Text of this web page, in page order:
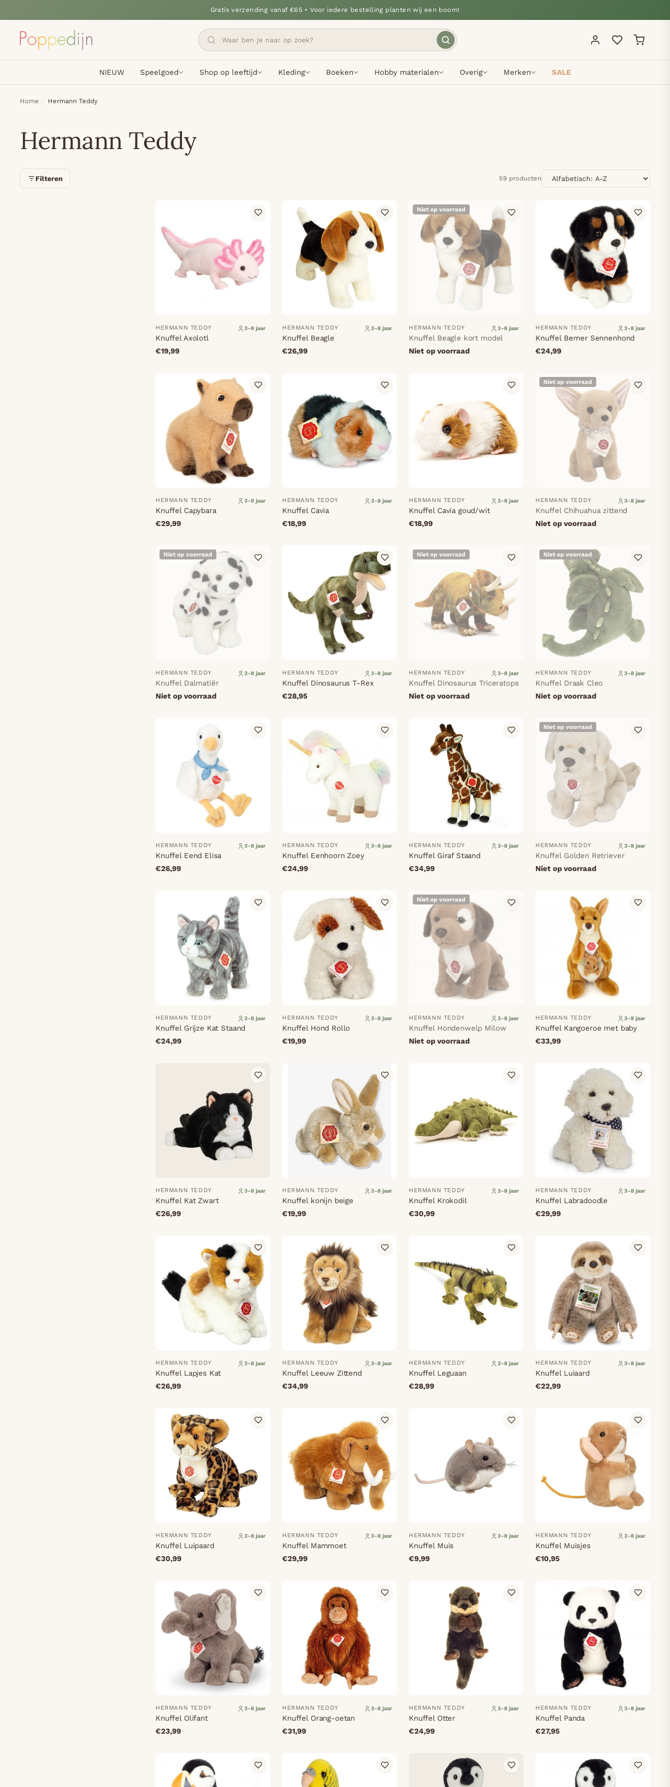
Gratis verzending vanaf €65 • Voor iedere bestelling planten wij een boom!
NIEUW Speelgoed Shop op leeftijd Kleding Boeken Hobby materialen Overig Merken SALE
Home Hermann Teddy
Hermann Teddy
Filteren 59 productenSorteren
HERMANN TEDDY 3-8 jaar
Knuffel Axolotl
€19,99
HERMANN TEDDY 3-8 jaar
Knuffel Beagle
€26,99
Niet op voorraad
HERMANN TEDDY 3-8 jaar
Knuffel Beagle kort model
Niet op voorraad
HERMANN TEDDY 3-8 jaar
Knuffel Berner Sennenhond
€24,99
HERMANN TEDDY 3-9 jaar
Knuffel Capybara
€29,99
HERMANN TEDDY 3-8 jaar
Knuffel Cavia
€18,99
HERMANN TEDDY 3-8 jaar
Knuffel Cavia goud/wit
€18,99
Niet op voorraad
HERMANN TEDDY 3-8 jaar
Knuffel Chihuahua zittend
Niet op voorraad
Niet op voorraad
HERMANN TEDDY 3-8 jaar
Knuffel Dalmatiër
Niet op voorraad
HERMANN TEDDY 3-8 jaar
Knuffel Dinosaurus T-Rex
€28,95
Niet op voorraad
HERMANN TEDDY 3-8 jaar
Knuffel Dinosaurus Triceratops
Niet op voorraad
Niet op voorraad
HERMANN TEDDY 3-8 jaar
Knuffel Draak Cleo
Niet op voorraad
HERMANN TEDDY 3-8 jaar
Knuffel Eend Elisa
€26,99
HERMANN TEDDY 3-8 jaar
Knuffel Eenhoorn Zoey
€24,99
HERMANN TEDDY 3-8 jaar
Knuffel Giraf Staand
€34,99
Niet op voorraad
HERMANN TEDDY 3-8 jaar
Knuffel Golden Retriever
Niet op voorraad
HERMANN TEDDY 3-8 jaar
Knuffel Grijze Kat Staand
€24,99
HERMANN TEDDY 3-8 jaar
Knuffel Hond Rollo
€19,99
Niet op voorraad
HERMANN TEDDY 3-8 jaar
Knuffel Hondenwelp Milow
Niet op voorraad
HERMANN TEDDY 3-8 jaar
Knuffel Kangoeroe met baby
€33,99
HERMANN TEDDY 3-8 jaar
Knuffel Kat Zwart
€26,99
HERMANN TEDDY 3-8 jaar
Knuffel konijn beige
€19,99
HERMANN TEDDY 3-8 jaar
Knuffel Krokodil
€30,99
HERMANN TEDDY 3-8 jaar
Knuffel Labradoodle
€29,99
HERMANN TEDDY 3-8 jaar
Knuffel Lapjes Kat
€26,99
HERMANN TEDDY 3-8 jaar
Knuffel Leeuw Zittend
€34,99
HERMANN TEDDY 3-8 jaar
Knuffel Leguaan
€28,99
HERMANN TEDDY 3-8 jaar
Knuffel Luiaard
€22,99
HERMANN TEDDY 3-8 jaar
Knuffel Luipaard
€30,99
HERMANN TEDDY 3-8 jaar
Knuffel Mammoet
€29,99
HERMANN TEDDY 3-8 jaar
Knuffel Muis
€9,99
HERMANN TEDDY 3-8 jaar
Knuffel Muisjes
€10,95
HERMANN TEDDY 3-8 jaar
Knuffel Olifant
€23,99
HERMANN TEDDY 3-8 jaar
Knuffel Orang-oetan
€31,99
HERMANN TEDDY 3-8 jaar
Knuffel Otter
€24,99
HERMANN TEDDY 3-8 jaar
Knuffel Panda
€27,95